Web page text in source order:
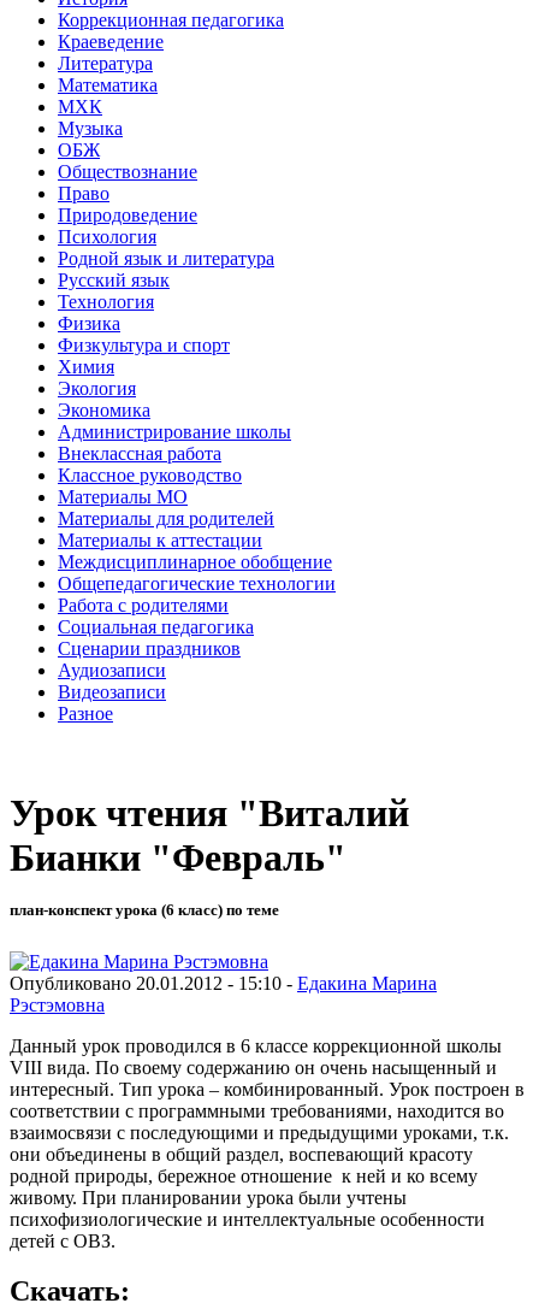
Коррекционная педагогика
Краеведение
Литература
Математика
МХК
Музыка
ОБЖ
Обществознание
Право
Природоведение
Психология
Родной язык и литература
Русский язык
Технология
Физика
Физкультура и спорт
Химия
Экология
Экономика
Администрирование школы
Внеклассная работа
Классное руководство
Материалы МО
Материалы для родителей
Материалы к аттестации
Междисциплинарное обобщение
Общепедагогические технологии
Работа с родителями
Социальная педагогика
Сценарии праздников
Аудиозаписи
Видеозаписи
Разное
Урок чтения "Виталий
Бианки "Февраль"
план-конспект урока (6 класс) по теме
Опубликовано 20.01.2012 - 15:10 - Едакина Марина
Рэстэмовна
Данный урок проводился в 6 классе коррекционной школы
VIII вида. По своему содержанию он очень насыщенный и
интересный. Тип урока – комбинированный. Урок построен в
соответствии с программными требованиями, находится во
взаимосвязи с последующими и предыдущими уроками, т.к.
они объединены в общий раздел, воспевающий красоту
родной природы, бережное отношение к ней и ко всему
живому. При планировании урока были учтены
психофизиологические и интеллектуальные особенности
детей с ОВЗ.
Скачать: